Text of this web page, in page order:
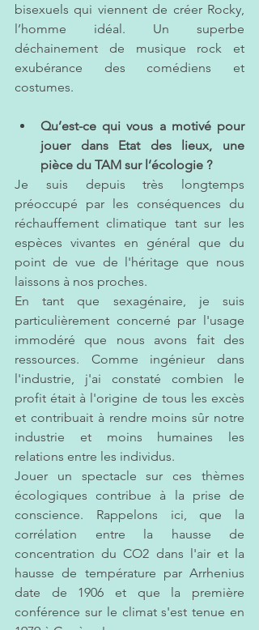
bisexuels qui viennent de créer Rocky,
l’homme idéal. Un superbe
déchainement de musique rock et
exubérance des comédiens et
costumes.
Qu’est-ce qui vous a motivé pour
jouer dans Etat des lieux, une
pièce du TAM sur l’écologie ?
Je suis depuis très longtemps
préoccupé par les conséquences du
réchauffement climatique tant sur les
espèces vivantes en général que du
point de vue de l'héritage que nous
laissons à nos proches.
En tant que sexagénaire, je suis
particulièrement concerné par l'usage
immodéré que nous avons fait des
ressources. Comme ingénieur dans
l'industrie, j'ai constaté combien le
profit était à l'origine de tous les excès
et contribuait à rendre moins sûr notre
industrie et moins humaines les
relations entre les individus.
Jouer un spectacle sur ces thèmes
écologiques contribue à la prise de
conscience. Rappelons ici, que la
corrélation entre la hausse de
concentration du CO2 dans l'air et la
hausse de température par Arrhenius
date de 1906 et que la première
conférence sur le climat s'est tenue en